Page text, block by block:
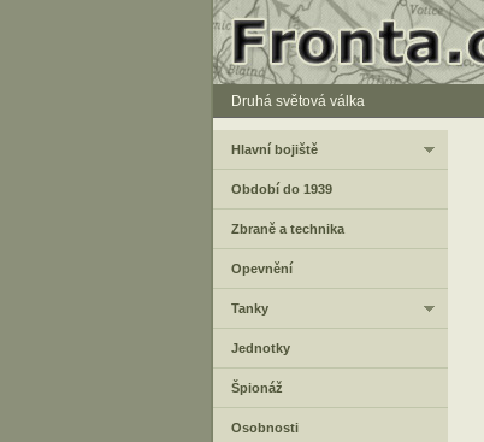
Druhá světová válka
Hlavní bojiště
Období do 1939
Zbraně a technika
Opevnění
Tanky
Jednotky
Špionáž
Osobnosti